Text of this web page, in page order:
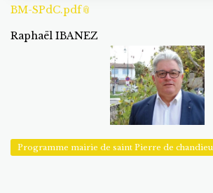
BM-SPdC.pdf
Raphaël IBANEZ
Programme mairie de saint Pierre de chandieu